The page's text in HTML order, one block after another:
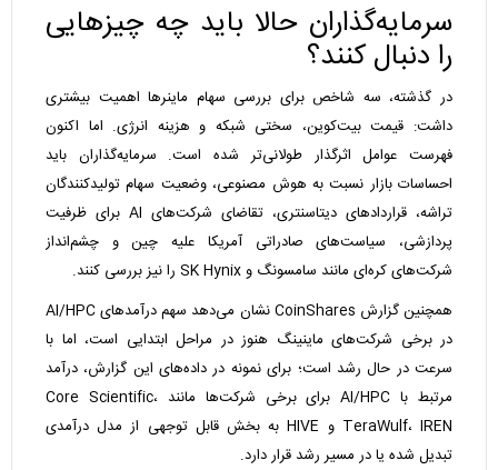
سرمایه‌گذاران حالا باید چه چیزهایی
را دنبال کنند؟
در گذشته، سه شاخص برای بررسی سهام ماینرها اهمیت بیشتری
داشت: قیمت بیت‌کوین، سختی شبکه و هزینه انرژی. اما اکنون
فهرست عوامل اثرگذار طولانی‌تر شده است. سرمایه‌گذاران باید
احساسات بازار نسبت به هوش مصنوعی، وضعیت سهام تولیدکنندگان
تراشه، قراردادهای دیتاسنتری، تقاضای شرکت‌های AI برای ظرفیت
پردازشی، سیاست‌های صادراتی آمریکا علیه چین و چشم‌انداز
شرکت‌های کره‌ای مانند سامسونگ و SK Hynix را نیز بررسی کنند.
همچنین گزارش CoinShares نشان می‌دهد سهم درآمدهای AI/HPC
در برخی شرکت‌های ماینینگ هنوز در مراحل ابتدایی است، اما با
سرعت در حال رشد است؛ برای نمونه در داده‌های این گزارش، درآمد
مرتبط با AI/HPC برای برخی شرکت‌ها مانند Core Scientific،
TeraWulf، IREN و HIVE به بخش قابل توجهی از مدل درآمدی
تبدیل شده یا در مسیر رشد قرار دارد.